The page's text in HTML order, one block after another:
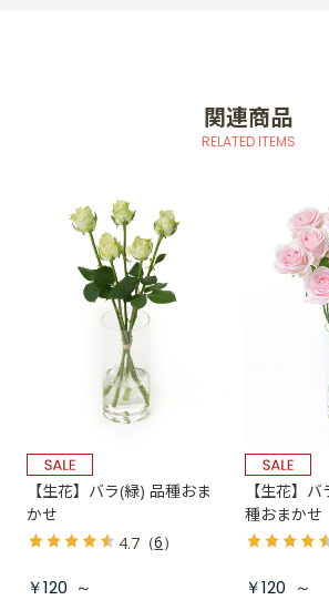
関連商品
RELATED ITEMS
【生花】バラ(緑) 品種おま
かせ
4.7（6）
￥120 ～
【生花】
種おまかせ
￥120 ～